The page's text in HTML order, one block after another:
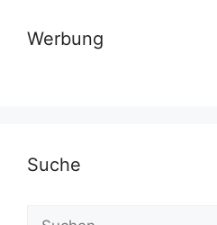
Werbung
Suche
Suchen